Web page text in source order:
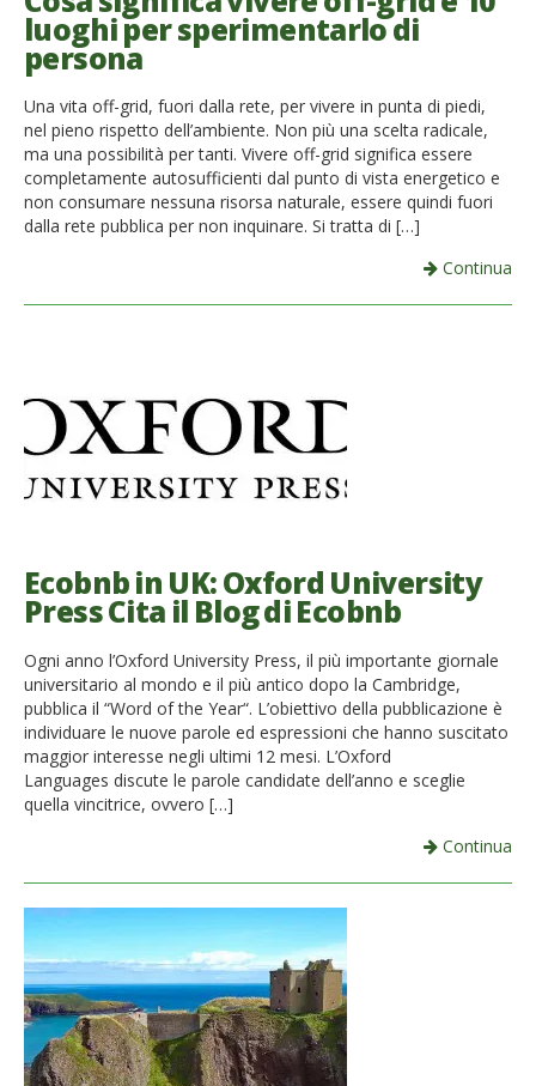
French
luoghi per sperimentarlo di
persona
Una vita off-grid, fuori dalla rete, per vivere in punta di piedi,
nel pieno rispetto dell’ambiente. Non più una scelta radicale,
ma una possibilità per tanti. Vivere off-grid significa essere
completamente autosufficienti dal punto di vista energetico e
non consumare nessuna risorsa naturale, essere quindi fuori
dalla rete pubblica per non inquinare. Si tratta di […]
Continua
Ecobnb in UK: Oxford University
Press Cita il Blog di Ecobnb
Ogni anno l’Oxford University Press, il più importante giornale
universitario al mondo e il più antico dopo la Cambridge,
pubblica il “Word of the Year“. L’obiettivo della pubblicazione è
individuare le nuove parole ed espressioni che hanno suscitato
maggior interesse negli ultimi 12 mesi. L’Oxford
Languages discute le parole candidate dell’anno e sceglie
quella vincitrice, ovvero […]
Continua